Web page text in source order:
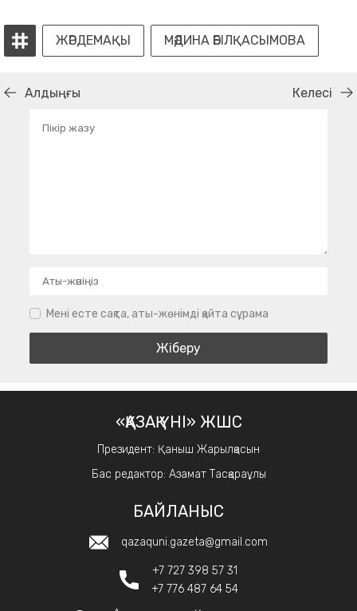
ЖӘРДЕМАҚЫ МӘДИНА ӘБІЛҚАСЫМОВА
Алдыңғы Келесі
Мені есте сақта, аты-жөнімді қайта сұрама
«ҚАЗАҚ ҮНІ» ЖШС
Президент: Қаныш Жарылқасын
Бас редактор: Азамат Тасқараұлы
БАЙЛАНЫС
qazaquni.gazeta@gmail.com
+7 727 398 57 31
+7 776 487 64 54